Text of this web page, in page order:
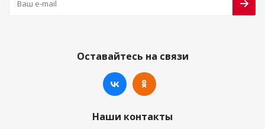
Оставайтесь на связи
Наши контакты